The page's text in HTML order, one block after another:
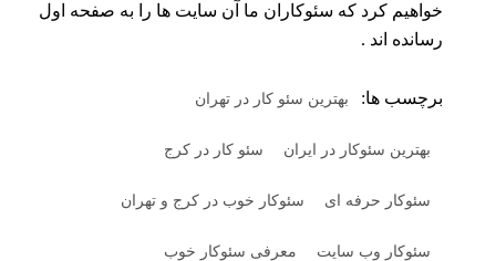
خواهیم کرد که سئوکاران ما آن سایت ها را به صفحه اول
رسانده اند .
برچسب ها: بهترین سئو کار در تهران
بهترین سئوکار در ایران سئو کار در کرج
سئوکار حرفه ای سئوکار خوب در کرج و تهران
سئوکار وب سایت معرفی سئوکار خوب